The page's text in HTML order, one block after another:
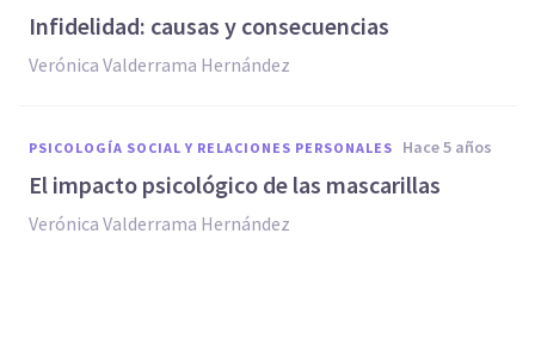
Infidelidad: causas y consecuencias
Verónica Valderrama Hernández
PSICOLOGÍA SOCIAL Y RELACIONES PERSONALES hace 5 años
El impacto psicológico de las mascarillas
Verónica Valderrama Hernández